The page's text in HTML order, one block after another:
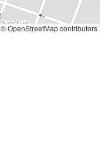
© OpenStreetMap contributors